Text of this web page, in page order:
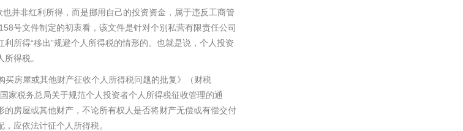
并非红利所得，而是挪用自己的投资资金，属于违反工商管
158号文件制定的初衷看，该文件是针对个别私营有限责任公司
利所得“移出”规避个人所得税的情形的。也就是说，个人投资
得税。
房屋或其他财产征收个人所得税问题的批复》（财税
家税务总局关于规范个人投资者个人所得税征收管理的通
的房屋或其他财产，不论所有权人是否将财产无偿或有偿交付
应依法计征个人所得税。